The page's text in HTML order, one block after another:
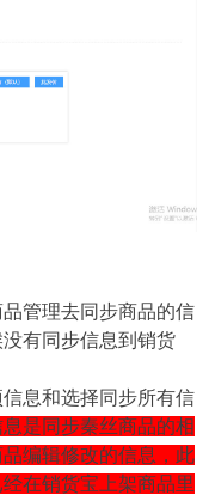
管理去同步商品的信
有同步信息到销货
息和选择同步所有信
是同步秦丝商品的相
编辑修改的信息，此
在销货宝上架商品里